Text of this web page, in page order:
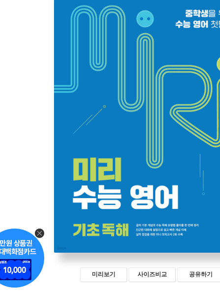
미리보기 사이즈비교 공유하기